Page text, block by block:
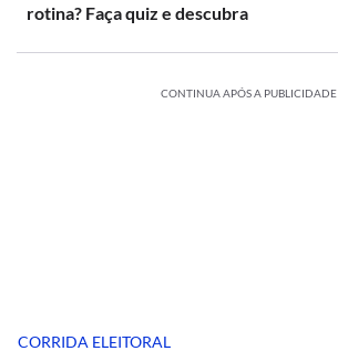
rotina? Faça quiz e descubra
CONTINUA APÓS A PUBLICIDADE
CORRIDA ELEITORAL